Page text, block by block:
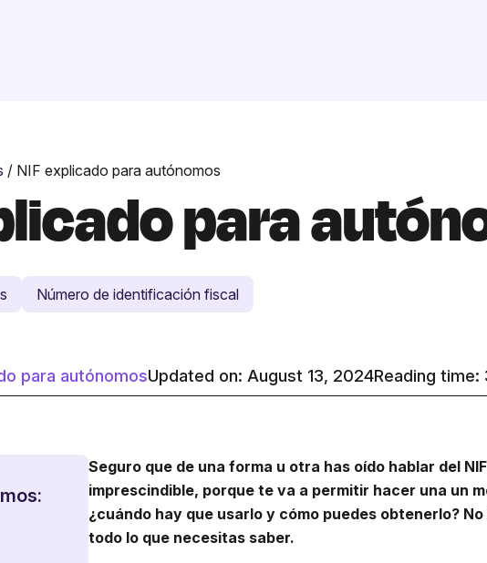
/ NIF explicado para autónomos
para
Número de identificación fiscal
para autónomosUpdated on: August 13, 2024Reading time:
Seguro que de una forma u otra has oído hablar del
imprescindible, porque te va a permitir hacer una un
¿cuándo hay que usarlo y cómo puedes obtenerlo?
todo lo que necesitas saber.